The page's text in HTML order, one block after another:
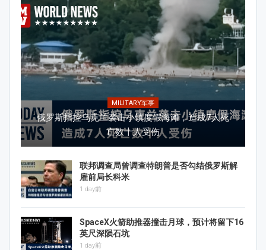
MILITARY军事
俄罗斯指控乌克兰袭击小镇度假海滩，造成7人死
亡数十人受伤
联邦调查局曾调查特朗普是否勾结俄罗斯解
雇前局长科米
1 day前
SpaceX火箭助推器撞击月球，预计将留下16
英尺深陨石坑
1 day前